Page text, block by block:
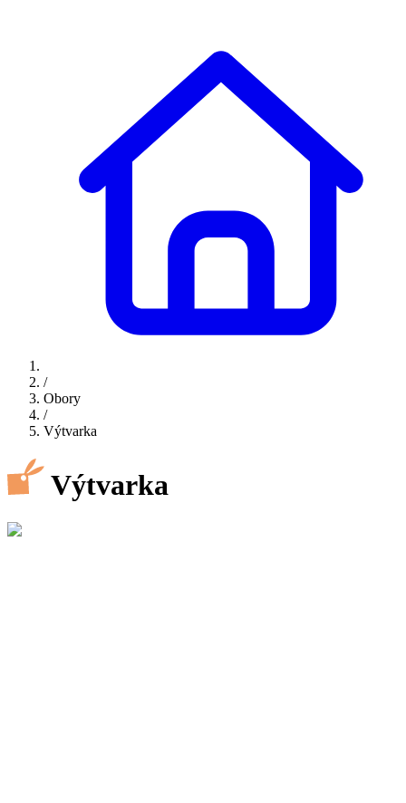
/
Obory
/
Výtvarka
Výtvarka